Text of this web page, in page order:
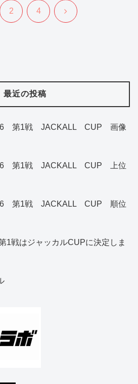
2 4 次
最近の投稿
第1戦 JACKALL CUP 画像
第1戦 JACKALL CUP 上位
第1戦 JACKALL CUP 順位
1戦はジャッカルCUPに決定しま